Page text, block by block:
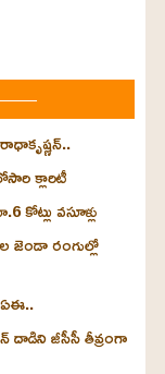
క్లారిటీ
వసూళ్లు
జెండా రంగుల్లో
జీసీసీ తీవ్రంగా